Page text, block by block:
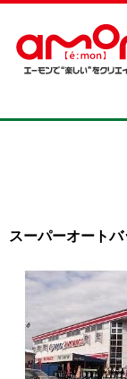
スーパーオート